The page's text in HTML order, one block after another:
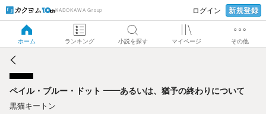
KADOKAWA Group ログイン 新規登録
ホーム ランキング 小説を探す マイページ その他
ペイル・ブルー・ドット ——あるいは、猶予の終わりについ
て
ペイル・ブルー・ドット ——あるいは、猶予の終わりについて
黒猫キートン